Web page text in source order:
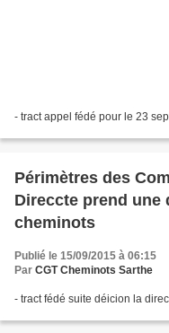
- tract appel fédé pour le 23
Périmètres des
Direccte prend
cheminots
Publié le 15/09/2015 à 06:15
Par CGT Cheminots Sarthe
- tract fédé suite déicion la